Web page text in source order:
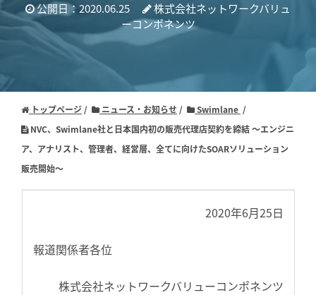
公開日：2020.06.25
株式会社ネットワークバリュ
ーコンポネンツ
トップページ ニュース・お知らせ
Swimlane
NVC、Swimlane社と日本国内初の販売代理店契約を締結 ～エンジニ
ア、アナリスト、管理者、経営層、全てに向けたSOARソリューション
販売開始～
2020年6月25日
報道関係者各位
株式会社ネットワークバリューコンポネンツ